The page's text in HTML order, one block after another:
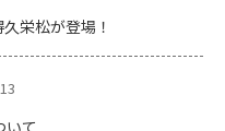
栄松が登場！